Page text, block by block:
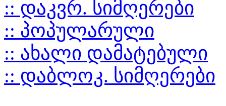
:: დაკვრ. სიმღერები
:: პოპულარული
:: ახალი დამატებული
:: დაბლოკ. სიმღერები